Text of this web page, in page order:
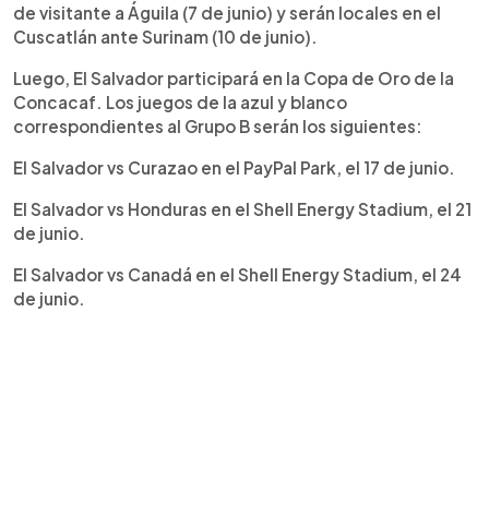
de visitante a Águila (7 de junio) y serán locales en el
Cuscatlán ante Surinam (10 de junio).
Luego, El Salvador participará en la Copa de Oro de la
Concacaf. Los juegos de la azul y blanco
correspondientes al Grupo B serán los siguientes:
El Salvador vs Curazao en el PayPal Park, el 17 de junio.
El Salvador vs Honduras en el Shell Energy Stadium, el 21
de junio.
El Salvador vs Canadá en el Shell Energy Stadium, el 24
de junio.